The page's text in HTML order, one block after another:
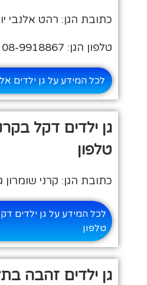
כתובת הגן: רהט אלנבי יוסף
טלפון הגן: 08-9918867
לכל המידע על גן ילדים
גן ילדים דקל
טלפון
כתובת הגן: קרני שומרון
לכל המידע על גן ילדים
טלפון
גן ילדים זהבה